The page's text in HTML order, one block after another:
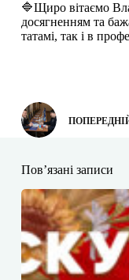
🔷Щиро вітаємо
досягненням та
татамі, так і в
Пов’язані записи